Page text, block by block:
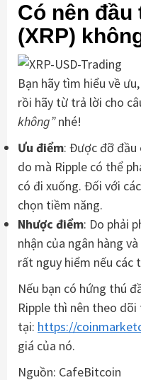
Có nên
(XRP)
Bạn hãy tìm hiểu về
rồi hãy từ trả lời cho
không”nhé!
Ưu điểm: Được đỡ đầu
do mà Ripple có thể
có đi xuống. Đối với
chọn tiềm năng.
Nhược điểm: Do phải
nhận của ngân hàng
rất nguy hiểm nếu các
Nếu bạn có hứng thú
Ripple thì nên theo dõi
tại: https://
giá của nó.
Nguồn: CafeBitcoin